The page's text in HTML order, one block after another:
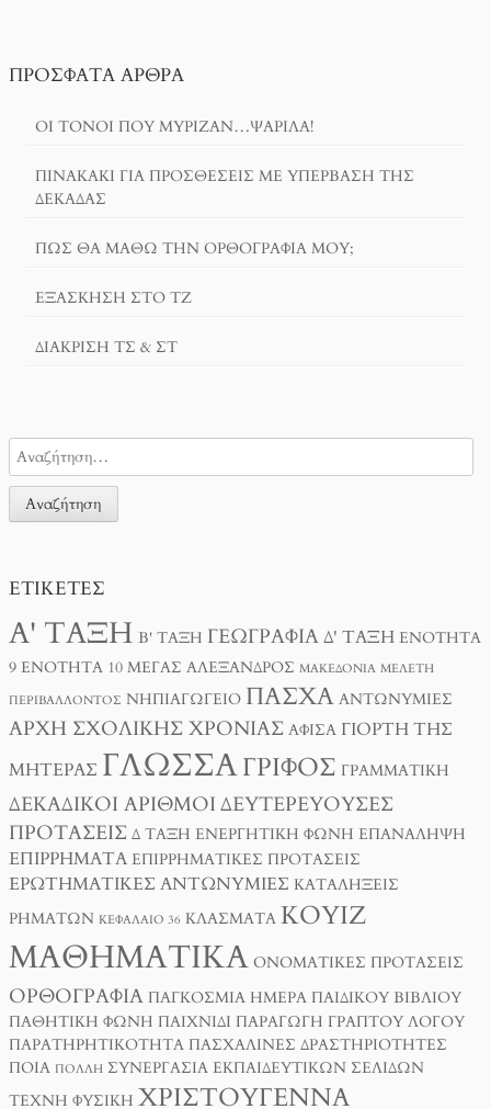
ΠΡΌΣΦΑΤΑ ΆΡΘΡΑ
ΟΙ ΤΌΝΟΙ ΠΟΥ ΜΎΡΙΖΑΝ…ΨΑΡΊΛΑ!
ΠΙΝΑΚΆΚΙ ΓΙΑ ΠΡΟΣΘΈΣΕΙΣ ΜΕ ΥΠΈΡΒΑΣΗ ΤΗΣ
ΔΕΚΆΔΑΣ
ΠΏΣ ΘΑ ΜΆΘΩ ΤΗΝ ΟΡΘΟΓΡΑΦΊΑ ΜΟΥ;
ΕΞΆΣΚΗΣΗ ΣΤΟ ΤΖ
ΔΙΆΚΡΙΣΗ ΤΣ & ΣΤ
ΕΤΙΚΈΤΕΣ
Α' ΤΆΞΗ Β' ΤΆΞΗ ΓΕΩΓΡΑΦΊΑΔ' ΤΆΞΗ ΕΝΌΤΗΤΑ
9 ΕΝΌΤΗΤΑ 10 ΜΈΓΑΣ ΑΛΈΞΑΝΔΡΟΣ ΜΑΚΕΔΟΝΊΑ ΜΕΛΈΤΗ
ΠΕΡΙΒΆΛΛΟΝΤΟΣ ΝΗΠΙΑΓΩΓΕΊΟ ΠΆΣΧΑ ΑΝΤΩΝΥΜΊΕΣ
ΑΡΧΉ ΣΧΟΛΙΚΉΣ ΧΡΟΝΙΆΣ ΑΦΊΣΑ ΓΙΟΡΤΉ ΤΗΣ
ΜΗΤΈΡΑΣ ΓΛΏΣΣΑΓΡΊΦΟΣ ΓΡΑΜΜΑΤΙΚΉ
ΔΕΚΑΔΙΚΟΊ ΑΡΙΘΜΟΊ ΔΕΥΤΕΡΕΎΟΥΣΕΣ
ΠΡΟΤΆΣΕΙΣ Δ ΤΑΞΗ ΕΝΕΡΓΗΤΙΚΉ ΦΩΝΉ ΕΠΑΝΆΛΗΨΗ
ΕΠΙΡΡΉΜΑΤΑ ΕΠΙΡΡΗΜΑΤΙΚΈΣ ΠΡΟΤΆΣΕΙΣ
ΕΡΩΤΗΜΑΤΙΚΈΣ ΑΝΤΩΝΥΜΊΕΣ ΚΑΤΑΛΉΞΕΙΣ
ΡΗΜΆΤΩΝ ΚΕΦΆΛΑΙΟ 36 ΚΛΆΣΜΑΤΑ ΚΟΥΊΖ
ΜΑΘΗΜΑΤΙΚΆ ΟΝΟΜΑΤΙΚΈΣ ΠΡΟΤΆΣΕΙΣ
ΟΡΘΟΓΡΑΦΊΑ ΠΑΓΚΌΣΜΙΑ ΗΜΈΡΑ ΠΑΙΔΙΚΟΎ ΒΙΒΛΊΟΥ
ΠΑΘΗΤΙΚΉ ΦΩΝΉ ΠΑΙΧΝΊΔΙ ΠΑΡΑΓΩΓΉ ΓΡΑΠΤΟΎ ΛΌΓΟΥ
ΠΑΡΑΤΗΡΗΤΙΚΌΤΗΤΑ ΠΑΣΧΑΛΙΝΈΣ ΔΡΑΣΤΗΡΙΌΤΗΤΕΣ
ΠΟΙΑ ΠΟΛΛΉ ΣΥΝΕΡΓΑΣΊΑ ΕΚΠΑΙΔΕΥΤΙΚΏΝ ΣΕΛΊΔΩΝ
ΤΈΧΝΗ ΦΥΣΙΚΉ ΧΡΙΣΤΟΎΓΕΝΝΑ